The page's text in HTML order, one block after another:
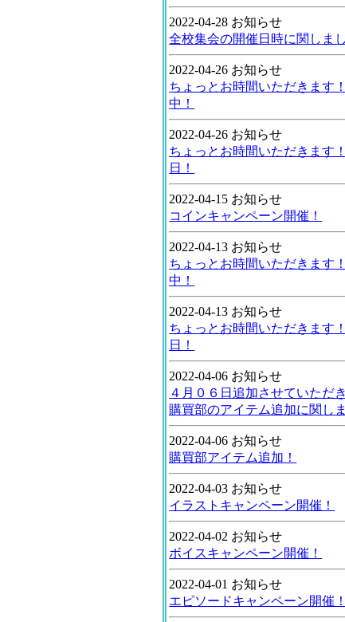
2022-04-28 お知らせ
全校集会の開催日時に関しま
2022-04-26 お知らせ
ちょっとお時間いただきます
中！
2022-04-26 お知らせ
ちょっとお時間いただきます
日！
2022-04-15 お知らせ
コインキャンペーン開催！
2022-04-13 お知らせ
ちょっとお時間いただきます
中！
2022-04-13 お知らせ
ちょっとお時間いただきます
日！
2022-04-06 お知らせ
４月０６日追加させていただ
購買部のアイテム追加に関しま
2022-04-06 お知らせ
購買部アイテム追加！
2022-04-03 お知らせ
イラストキャンペーン開催！
2022-04-02 お知らせ
ボイスキャンペーン開催！
2022-04-01 お知らせ
エピソードキャンペーン開催！